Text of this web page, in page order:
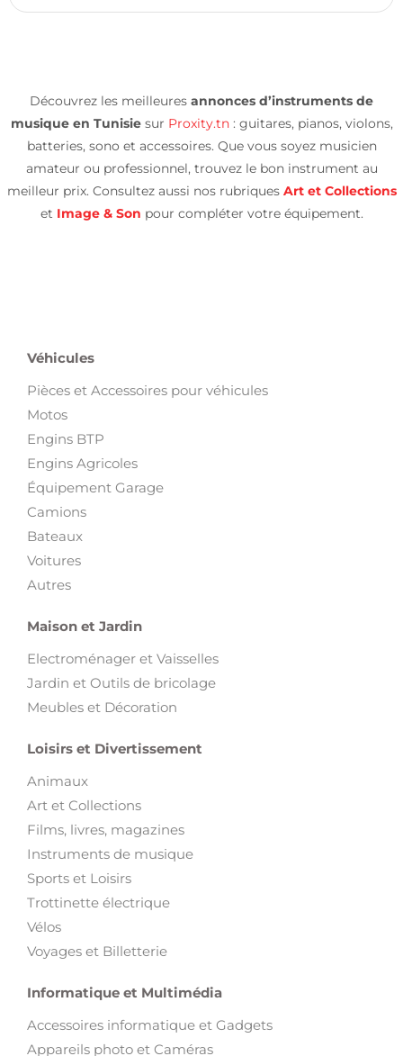
Découvrez les meilleures annonces d’instruments de
musique en Tunisiesur Proxity.tn: guitares, pianos, violons,
batteries, sono et accessoires. Que vous soyez musicien
amateur ou professionnel, trouvez le bon instrument au
meilleur prix. Consultez aussi nos rubriques Art et Collections
et Image & Son pour compléter votre équipement.
Véhicules
Pièces et Accessoires pour véhicules
Motos
Engins BTP
Engins Agricoles
Équipement Garage
Camions
Bateaux
Voitures
Autres
Maison et Jardin
Electroménager et Vaisselles
Jardin et Outils de bricolage
Meubles et Décoration
Loisirs et Divertissement
Animaux
Art et Collections
Films, livres, magazines
Instruments de musique
Sports et Loisirs
Trottinette électrique
Vélos
Voyages et Billetterie
Informatique et Multimédia
Accessoires informatique et Gadgets
Appareils photo et Caméras